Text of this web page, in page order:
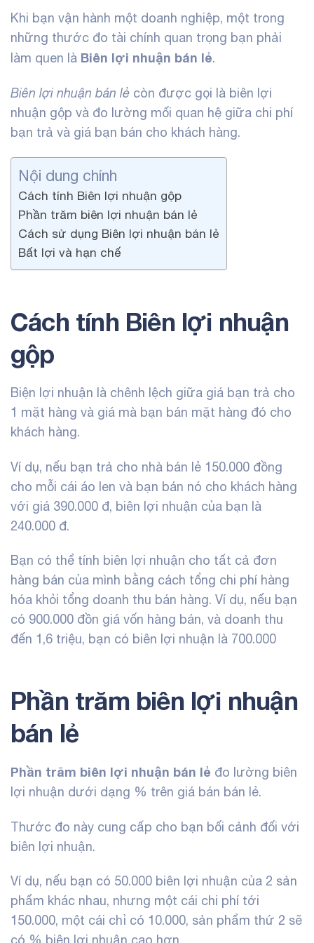
Khi bạn vận hành một doanh nghiệp, một trong
những thước đo tài chính quan trọng bạn phải
làm quen là Biên lợi nhuận bán lẻ.
Biên lợi nhuận bán lẻ còn được gọi là biên lợi
nhuận gộp và đo lường mối quan hệ giữa chi phí
bạn trả và giá bạn bán cho khách hàng.
Nội dung chính
Cách tính Biên lợi nhuận gộp
Phần trăm biên lợi nhuận bán lẻ
Cách sử dụng Biên lợi nhuận bán lẻ
Bất lợi và hạn chế
Cách tính Biên lợi nhuận
gộp
Biện lợi nhuận là chênh lệch giữa giá bạn trả cho
1 mặt hàng và giá mà bạn bán mặt hàng đó cho
khách hàng.
Ví dụ, nếu bạn trả cho nhà bán lẻ 150.000 đồng
cho mỗi cái áo len và bạn bán nó cho khách hàng
với giá 390.000 đ, biên lợi nhuận của bạn là
240.000 đ.
Bạn có thể tính biên lợi nhuận cho tất cả đơn
hàng bán của mình bằng cách tổng chi phí hàng
hóa khỏi tổng doanh thu bán hàng. Ví dụ, nếu bạn
có 900.000 đồn giá vốn hàng bán, và doanh thu
đến 1,6 triệu, bạn có biên lợi nhuận là 700.000
Phần trăm biên lợi nhuận
bán lẻ
Phần trăm biên lợi nhuận bán lẻ đo lường biên
lợi nhuận dưới dạng % trên giá bán bán lẻ.
Thước đo này cung cấp cho bạn bối cảnh đối với
biên lợi nhuận.
Ví dụ, nếu bạn có 50.000 biên lợi nhuận của 2 sản
phẩm khác nhau, nhưng một cái chi phí tới
150.000, một cái chỉ có 10.000, sản phẩm thứ 2 sẽ